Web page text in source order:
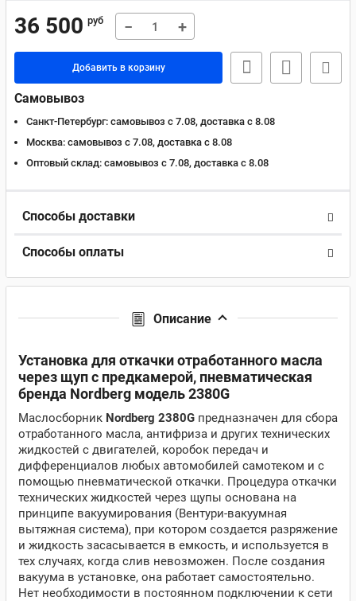
36 500 руб − +
Добавить в корзину
Самовывоз
Санкт-Петербург: самовывоз с 7.08, доставка c 8.08
Москва: самовывоз с 7.08, доставка c 8.08
Оптовый склад: самовывоз с 7.08, доставка c 8.08
Способы доставки
Способы оплаты
Описание
Установка для откачки отработанного масла
через щуп с предкамерой, пневматическая
бренда Nordberg модель 2380G
Маслосборник Nordberg 2380G предназначен для сбора
отработанного масла, антифриза и других технических
жидкостей с двигателей, коробок передач и
дифференциалов любых автомобилей самотеком и с
помощью пневматической откачки. Процедура откачки
технических жидкостей через щупы основана на
принципе вакуумирования (Вентури-вакуумная
вытяжная система), при котором создается разряжение
и жидкость засасывается в емкость, и используется в
тех случаях, когда слив невозможен. После создания
вакуума в установке, она работает самостоятельно.
Нет необходимости в постоянном подключении к сети